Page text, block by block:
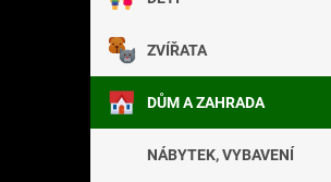
ZVÍŘATA
DŮM A ZAHRADA
NÁBYTEK, VYBAVENÍ